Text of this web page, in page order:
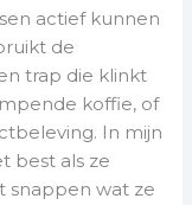
actief kunnen
de
trap die klinkt
koffie, of
In mijn
best als ze
snappen wat ze